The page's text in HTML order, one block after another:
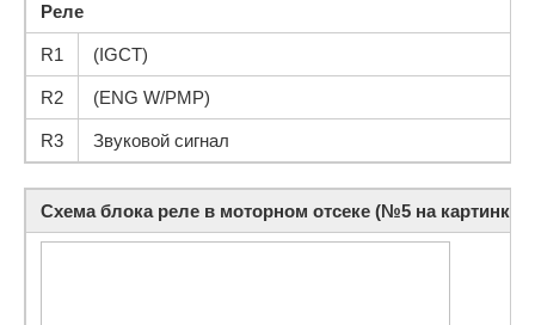
Реле
R1 (IGCT)
R2 (ENG W/PMP)
R3 Звуковой сигнал
Схема блока реле в моторном отсеке (№5 на картинке)